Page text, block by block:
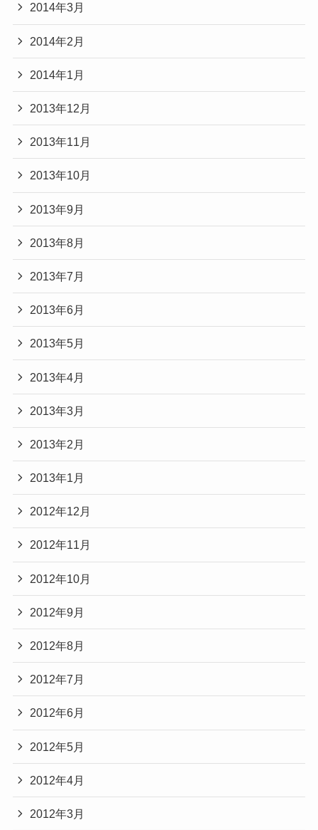
2014年3月
2014年2月
2014年1月
2013年12月
2013年11月
2013年10月
2013年9月
2013年8月
2013年7月
2013年6月
2013年5月
2013年4月
2013年3月
2013年2月
2013年1月
2012年12月
2012年11月
2012年10月
2012年9月
2012年8月
2012年7月
2012年6月
2012年5月
2012年4月
2012年3月